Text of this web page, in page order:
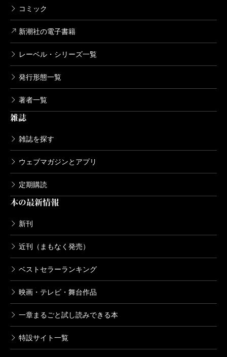
コミック
新潮社の電子書籍
レーベル・シリーズ一覧
発行形態一覧
著者一覧
雑誌
雑誌を探す
ウェブマガジンとアプリ
定期購読
本の最新情報
新刊
近刊（まもなく発売）
ベストセラーランキング
映画・テレビ・舞台作品
一章まるごと試し読みできる本
特設サイト一覧